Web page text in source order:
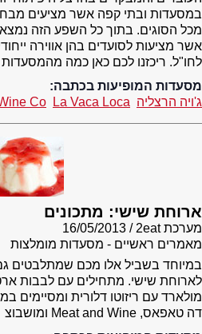
במסעדות ובתי קפה אשר מציעים מבחר
מכל הסוגים. בתוך כל השפע הזה
אשר מציעות לסועדים בהן אווירה
לחו"ל. ריכזנו לכם כאן כמה מהמסעדות
מסעדות המופיעות בכתבה:
ג'ויה הרצליה La Vaca Loca
Co
ארוחת שישי: מתכונים
מערכת 2eat
16/05/2013
מאמרים ראשיים - מסעדות מומלצות
במיוחד בשביל אלו מכם שמתלבטים
לארוחת שישי. מתחילים עם לבבות
מולארד עם ריזוטו דלורית ומסיימים
דה טאפאס, Meat and Wine ומושבוצ